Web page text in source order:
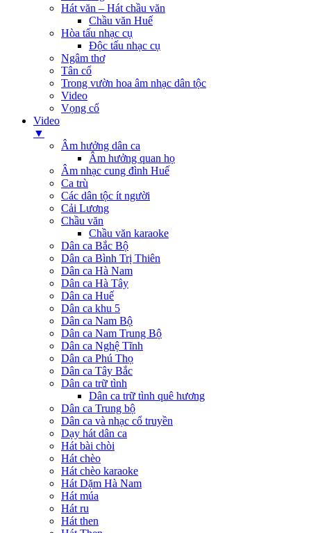
Hát văn – Hát chầu văn
Chầu văn Huế
Hòa tấu nhạc cụ
Độc tấu nhạc cụ
Ngâm thơ
Tân cổ
Trong vườn hoa âm nhạc dân tộc
Video
Vọng cổ
Video
▼
Âm hưởng dân ca
Âm hưởng quan họ
Âm nhạc cung đình Huế
Ca trù
Các dân tộc ít người
Cải Lương
Chầu văn
Chầu văn karaoke
Dân ca Bắc Bộ
Dân ca Bình Trị Thiên
Dân ca Hà Nam
Dân ca Hà Tây
Dân ca Huế
Dân ca khu 5
Dân ca Nam Bộ
Dân ca Nam Trung Bộ
Dân ca Nghệ Tĩnh
Dân ca Phú Thọ
Dân ca Tây Bắc
Dân ca trữ tình
Dân ca trữ tình quê hương
Dân ca Trung bộ
Dân ca và nhạc cổ truyền
Dạy hát dân ca
Hát bài chòi
Hát chèo
Hát chèo karaoke
Hát Dặm Hà Nam
Hát múa
Hát ru
Hát then